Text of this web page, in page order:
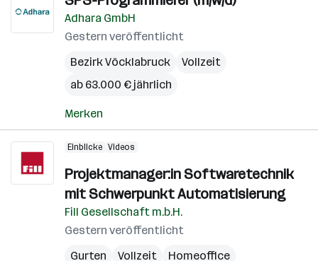
Adhara GmbH
Gestern veröffentlicht
Bezirk Vöcklabruck
Vollzeit
ab 63.000 € jährlich
Merken
Einblicke Videos
Projektmanager:in Softwaretechnik
mit Schwerpunkt Automatisierung
Fill Gesellschaft m.b.H.
Gestern veröffentlicht
Gurten
Vollzeit Homeoffice